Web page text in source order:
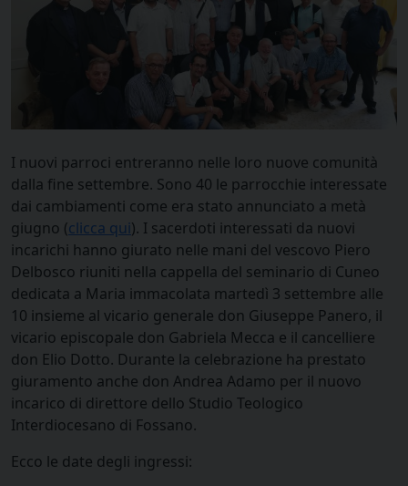
I nuovi parroci entreranno nelle loro nuove comunità
dalla fine settembre. Sono 40 le parrocchie interessate
dai cambiamenti come era stato annunciato a metà
giugno (clicca qui). I sacerdoti interessati da nuovi
incarichi hanno giurato nelle mani del vescovo Piero
Delbosco riuniti nella cappella del seminario di Cuneo
dedicata a Maria immacolata martedì 3 settembre alle
10 insieme al vicario generale don Giuseppe Panero, il
vicario episcopale don Gabriela Mecca e il cancelliere
don Elio Dotto. Durante la celebrazione ha prestato
giuramento anche don Andrea Adamo per il nuovo
incarico di direttore dello Studio Teologico
Interdiocesano di Fossano.
Ecco le date degli ingressi: